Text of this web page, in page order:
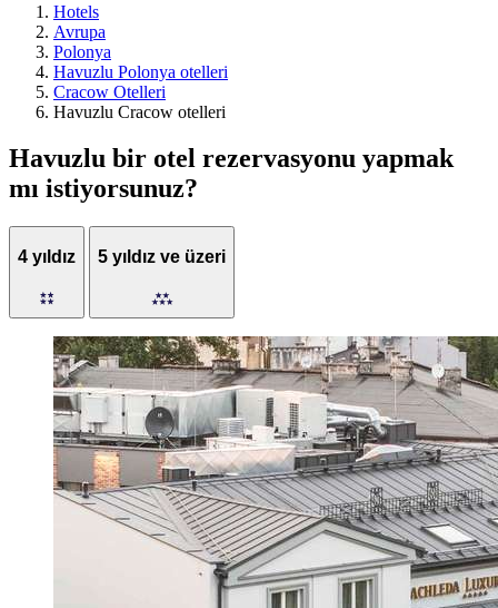
Hotels
Avrupa
Polonya
Havuzlu Polonya otelleri
Cracow Otelleri
Havuzlu Cracow otelleri
Havuzlu bir otel rezervasyonu yapmak
mı istiyorsunuz?
4 yıldız 5 yıldız ve üzeri